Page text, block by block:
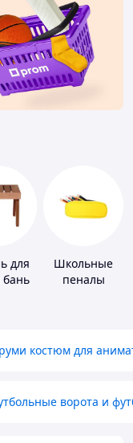
для
бань
Школьные
пеналы
костюм для
ворота и